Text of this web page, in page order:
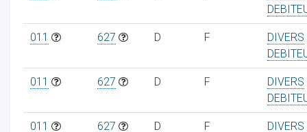
011 627 D F
DIVERS
011 627 D F
DIVERS
011 627 D F
DIVERS